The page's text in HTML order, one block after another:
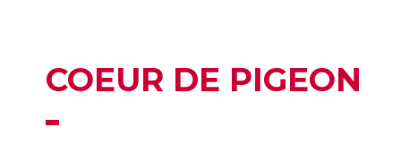
COEUR DE PIGEON